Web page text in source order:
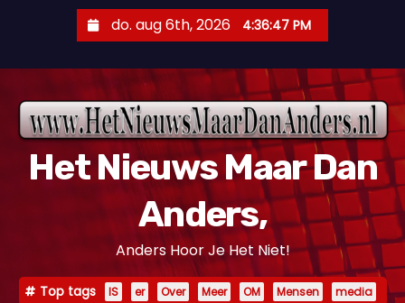
do. aug 6th, 2026 4:36:48 PM
Het Nieuws Maar Dan
Anders,
Anders Hoor Je Het Niet!
Top tags IS er Over Meer OM Mensen media